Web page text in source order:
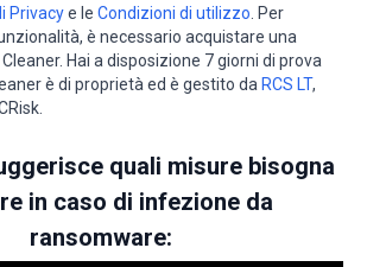
Privacye le Condizioni di utilizzo . Per
è necessario acquistare una
Hai a disposizione 7 giorni di prova
è di proprietà ed è gestito da RCS LT,
quali misure bisogna
in caso di infezione da
ransomware: